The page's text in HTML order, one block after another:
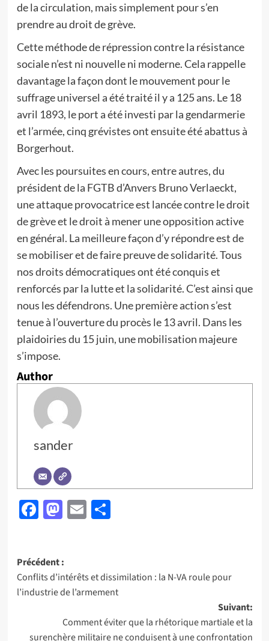
de la circulation, mais simplement pour s’en
prendre au droit de grève.
Cette méthode de répression contre la résistance
sociale n’est ni nouvelle ni moderne. Cela rappelle
davantage la façon dont le mouvement pour le
suffrage universel a été traité il y a 125 ans. Le 18
avril 1893, le port a été investi par la gendarmerie
et l’armée, cinq grévistes ont ensuite été abattus à
Borgerhout.
Avec les poursuites en cours, entre autres, du
président de la FGTB d’Anvers Bruno Verlaeckt,
une attaque provocatrice est lancée contre le droit
de grève et le droit à mener une opposition active
en général. La meilleure façon d’y répondre est de
se mobiliser et de faire preuve de solidarité. Tous
nos droits démocratiques ont été conquis et
renforcés par la lutte et la solidarité. C’est ainsi que
nous les défendrons. Une première action s’est
tenue à l’ouverture du procès le 13 avril. Dans les
plaidoiries du 15 juin, une mobilisation majeure
s’impose.
Author
sander
Facebook
Mastodon
EmailPartager
Navigation
d’article
Précédent :
Conflits d’intérêts et dissimilation : la N-VA roule pour
l’industrie de l’armement
Suivant:
Comment éviter que la rhétorique martiale et la
surenchère militaire ne conduisent à une confrontation